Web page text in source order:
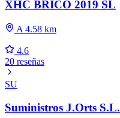
XHC BRICO 2019 SL
A 4.58 km
4.6
20 reseñas
SU
Suministros J.Orts S.L.